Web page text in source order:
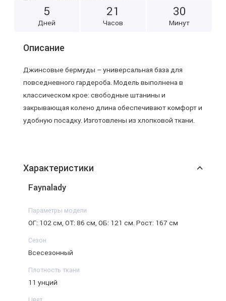
5
Дней
21
Часов
30
Минут
Описание
Джинсовые бермуды – универсальная база для
повседневного гардероба. Модель выполнена в
классическом крое: свободные штанины и
закрывающая колено длина обеспечивают комфорт и
удобную посадку. Изготовлены из хлопковой ткани.
Характеристики
Faynalady
Параметры модели
ОГ: 102 см, ОТ: 86 см, ОБ: 121 см. Рост: 167 см
Сезон
Всесезонный
Плотность ткани
11 унций